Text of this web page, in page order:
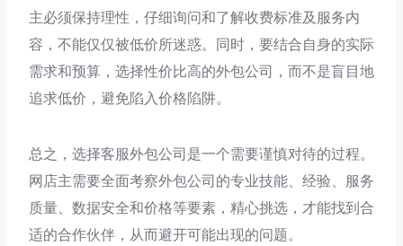
主必须保持理性，仔细询问和了解收费标准及服务内
容，不能仅仅被低价所迷惑。同时，要结合自身的实际
需求和预算，选择性价比高的外包公司，而不是盲目地
追求低价，避免陷入价格陷阱。
总之，选择客服外包公司是一个需要谨慎对待的过程。
网店主需要全面考察外包公司的专业技能、经验、服务
质量、数据安全和价格等要素，精心挑选，才能找到合
适的合作伙伴，从而避开可能出现的问题。